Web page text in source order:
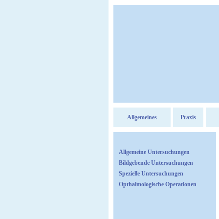
Allgemeines Praxis
Allgemeine Untersuchungen
Bildgebende Untersuchungen
Spezielle Untersuchungen
Opthalmologische Operationen